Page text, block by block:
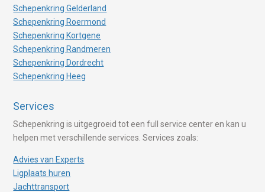
Schepenkring Gelderland
Schepenkring Roermond
Schepenkring Kortgene
Schepenkring Randmeren
Schepenkring Dordrecht
Schepenkring Heeg
Services
Schepenkring is uitgegroeid tot een full service center en kan u
helpen met verschillende services. Services zoals:
Advies van Experts
Ligplaats huren
Jachttransport